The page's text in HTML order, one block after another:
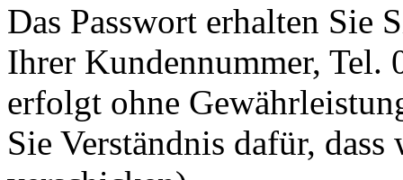
Das Passwort erhalten Sie
Ihrer Kundennummer, Tel.
erfolgt ohne
Sie Verständnis dafür,